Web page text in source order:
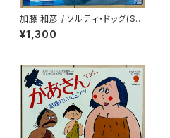
加藤 和彦 / ソルティ・ドッグ(SA
LTY DOG)
¥1,300